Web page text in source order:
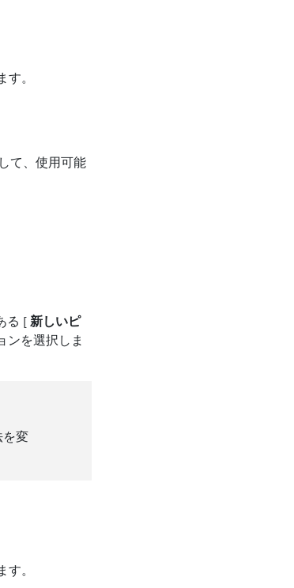
。
て、使用可能
る [ 新しいピ
ンを選択しま
を変
。